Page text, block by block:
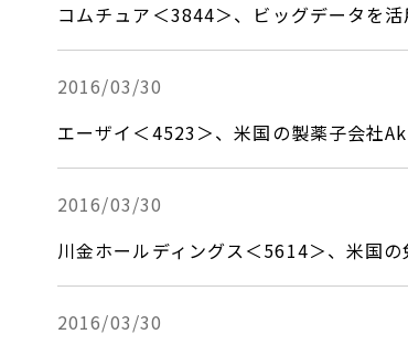
コムチュア＜3844＞、ビッグデータを
2016/03/30
エーザイ＜4523＞、米国の製薬子会社
2016/03/30
川金ホールディングス＜5614＞、米国
2016/03/30